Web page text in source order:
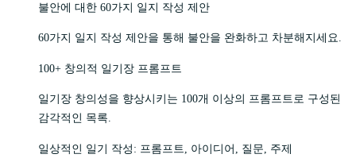
불안에 대한 60가지 일지 작성 제안
60가지 일지 작성 제안을 통해 불안을 완화하고 차분해지세요.
100+ 창의적 일기장 프롬프트
일기장 창의성을 향상시키는 100개 이상의 프롬프트로 구성된
감각적인 목록.
일상적인 일기 작성: 프롬프트, 아이디어, 질문, 주제